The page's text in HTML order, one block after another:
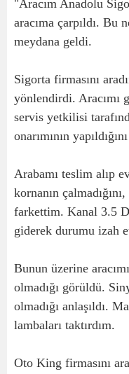
"Aracım Anadolu
aracıma çarpıldı. Bu
meydana geldi.
Sigorta firmasını
yönlendirdi. Aracımı
servis yetkilisi
onarımının
Arabamı teslim alıp
kornanın
farkettim. Kanal 3.5
giderek durumu izah
Bunun üzerine
olmadığı görüldü.
olmadığı anlaşıldı.
lambaları taktırdım.
Oto King firmasını